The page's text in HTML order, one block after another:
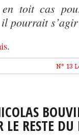
toit cas
pourrait
.
N° 13
LE RESTE